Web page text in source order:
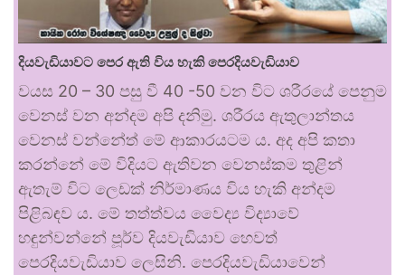
දියවැඩියාවට පෙර ඇති විය හැකි පෙරදියවැඩියාව
වයස 20 – 30 පසු වී 40 -50 වන විට ශරීරයේ පෙනුම
වෙනස් වන අන්දම අපි දනිමු. ශරීරය ඇතුලාන්තය
වෙනස් වන්නේත් මේ ආකාරයටම ය. අද අපි කතා
කරන්නේ මේ විදියට ඇතිවන වෙනස්කම තුළින්
ඇතැම් විට ලෙඩක් නිර්මාණය විය හැකි අන්දම
පිළිබඳව ය. මේ තත්ත්වය වෛද්‍ය විද්‍යාවේ
හඳුන්වන්නේ පූර්ව දියවැඩියාව හෙවත්
පෙරදියවැඩියාව ලෙසිනි. පෙරදියවැඩියාවෙන්